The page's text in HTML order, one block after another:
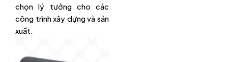
chọn lý tưởng cho các
công trình xây dựng và sản
xuất.